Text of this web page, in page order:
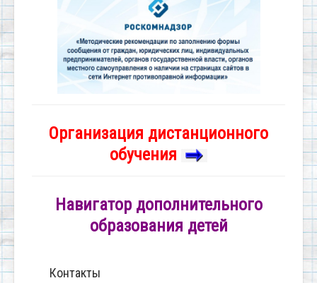
Организация дистанционного
обучения
Навигатор дополнительного
образования детей
Контакты